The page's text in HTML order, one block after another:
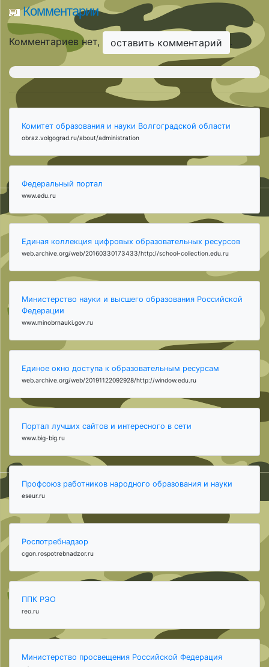
Комментарии
Комментариев нет, оставить комментарий .
Комитет образования и науки Волгоградской области
obraz.volgograd.ru/about/administration
Федеральный портал
www.edu.ru
Единая коллекция цифровых образовательных ресурсов
web.archive.org/web/20160330173433/http://school-collection.edu.ru
Министерство науки и высшего образования Российской
Федерации
www.minobrnauki.gov.ru
Единое окно доступа к образовательным ресурсам
web.archive.org/web/20191122092928/http://window.edu.ru
Портал лучших сайтов и интересного в сети
www.big-big.ru
Профсоюз работников народного образования и науки
eseur.ru
Роспотребнадзор
cgon.rospotrebnadzor.ru
ППК РЭО
reo.ru
Министерство просвещения Российской Федерация